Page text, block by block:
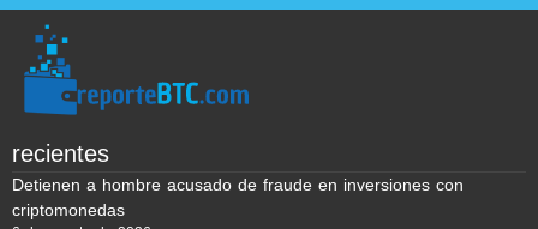
recientes
Detienen a hombre acusado de fraude en inversiones con
criptomonedas